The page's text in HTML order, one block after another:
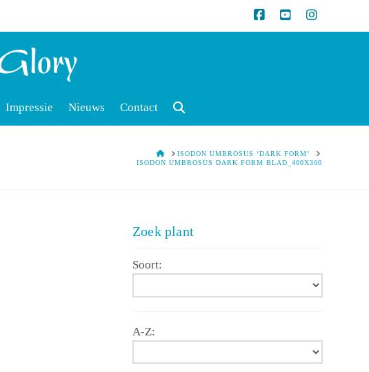
Impressie Nieuws Contact
HOMEISODON UMBROSUS ‘DARK FORM’
ISODON UMBROSUS DARK FORM BLAD_400X300
Zoek plant
Soort:
A-Z: